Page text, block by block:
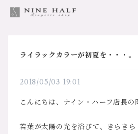
ライラックカラーが初夏を・・・。
2018/05/03 19:01
こんにちは、ナイン・ハーフ店長の
若葉が太陽の光を浴びて、きらきら